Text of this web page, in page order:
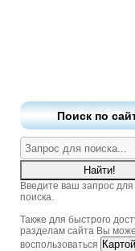
Поиск по
Введите ваш запрос
поиска.
Также для быстрого
разделам сайта Вы
воспользоваться